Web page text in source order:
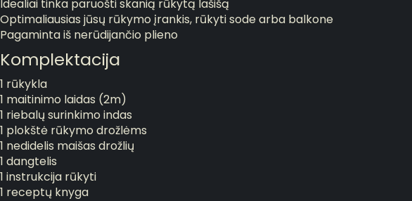
Idealiai tinka paruošti skanią rūkytą lašišą
Optimaliausias jūsų rūkymo įrankis, rūkyti sode arba balkone
Pagaminta iš nerūdijančio plieno
Komplektacija
1 rūkykla
1 maitinimo laidas (2m)
1 riebalų surinkimo indas
1 plokštė rūkymo drožlėms
1 nedidelis maišas drožlių
1 dangtelis
1 instrukcija rūkyti
1 receptų knyga